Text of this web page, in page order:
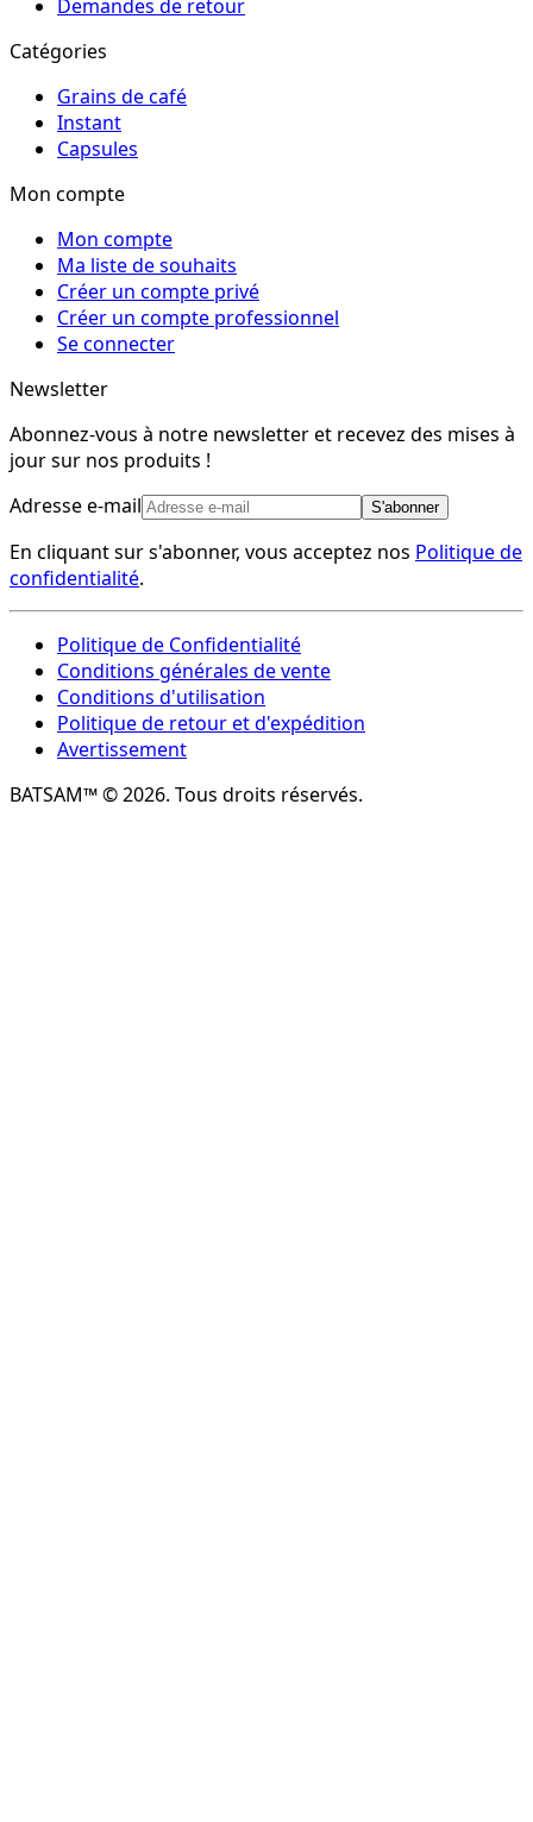
Demandes de retour
Catégories
Grains de café
Instant
Capsules
Mon compte
Mon compte
Ma liste de souhaits
Créer un compte privé
Créer un compte professionnel
Se connecter
Newsletter
Abonnez-vous à notre newsletter et recevez des mises à
jour sur nos produits !
Adresse e-mail
S'abonner
En cliquant sur s'abonner, vous acceptez nos Politique de
confidentialité.
Politique de Confidentialité
Conditions générales de vente
Conditions d'utilisation
Politique de retour et d'expédition
Avertissement
BATSAM™ © 2026. Tous droits réservés.